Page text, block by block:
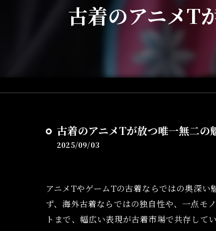
古着のアニメT
古着のアニメTが放つ唯一無二の
2025/09/03
アニメTやゲームTの古着ならではの奥深
ず、海外古着ならではの独自性や、一点モ
トまで、幅広い表現が古着市場で共存して